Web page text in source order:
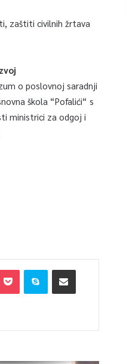
zaštiti civilnih žrtava
o poslovnoj saradnji
škola “Pofalići“ s
ministrici za odgoj i